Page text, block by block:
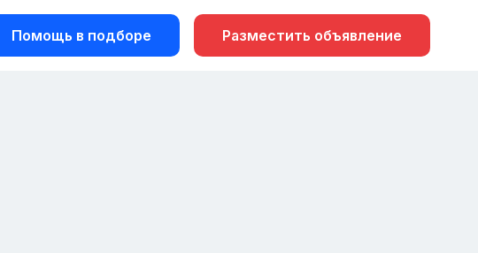
Помощь в подборе Разместить объявление